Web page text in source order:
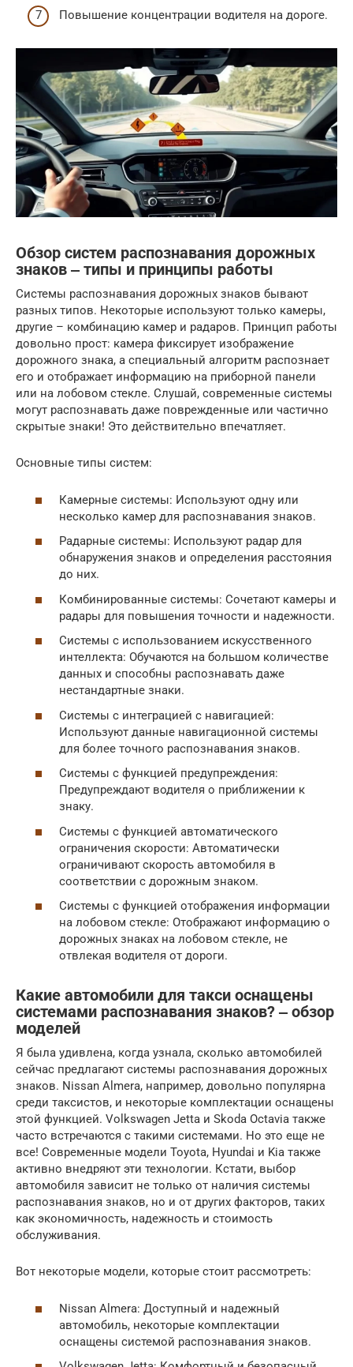
Повышение концентрации водителя на дороге.
Обзор систем распознавания дорожных
знаков ‒ типы и принципы работы
Системы распознавания дорожных знаков бывают
разных типов. Некоторые используют только камеры,
другие – комбинацию камер и радаров. Принцип работы
довольно прост: камера фиксирует изображение
дорожного знака, а специальный алгоритм распознает
его и отображает информацию на приборной панели
или на лобовом стекле. Слушай, современные системы
могут распознавать даже поврежденные или частично
скрытые знаки! Это действительно впечатляет.
Основные типы систем:
Камерные системы: Используют одну или
несколько камер для распознавания знаков.
Радарные системы: Используют радар для
обнаружения знаков и определения расстояния
до них.
Комбинированные системы: Сочетают камеры и
радары для повышения точности и надежности.
Системы с использованием искусственного
интеллекта: Обучаются на большом количестве
данных и способны распознавать даже
нестандартные знаки.
Системы с интеграцией с навигацией:
Используют данные навигационной системы
для более точного распознавания знаков.
Системы с функцией предупреждения:
Предупреждают водителя о приближении к
знаку.
Системы с функцией автоматического
ограничения скорости: Автоматически
ограничивают скорость автомобиля в
соответствии с дорожным знаком.
Системы с функцией отображения информации
на лобовом стекле: Отображают информацию о
дорожных знаках на лобовом стекле, не
отвлекая водителя от дороги.
Какие автомобили для такси оснащены
системами распознавания знаков? ‒ обзор
моделей
Я была удивлена, когда узнала, сколько автомобилей
сейчас предлагают системы распознавания дорожных
знаков. Nissan Almera, например, довольно популярна
среди таксистов, и некоторые комплектации оснащены
этой функцией. Volkswagen Jetta и Skoda Octavia также
часто встречаются с такими системами. Но это еще не
все! Современные модели Toyota, Hyundai и Kia также
активно внедряют эти технологии. Кстати, выбор
автомобиля зависит не только от наличия системы
распознавания знаков, но и от других факторов, таких
как экономичность, надежность и стоимость
обслуживания.
Вот некоторые модели, которые стоит рассмотреть:
Nissan Almera: Доступный и надежный
автомобиль, некоторые комплектации
оснащены системой распознавания знаков.